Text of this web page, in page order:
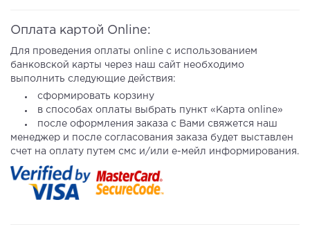
Оплата картой Online:
Для проведения оплаты online с использованием
банковской карты через наш сайт необходимо
выполнить следующие действия:
сформировать корзину
в способах оплаты выбрать пункт «Карта online»
после оформления заказа с Вами свяжется наш
менеджер и после согласования заказа будет выставлен
счет на оплату путем смс и/или е-мейл информирования.